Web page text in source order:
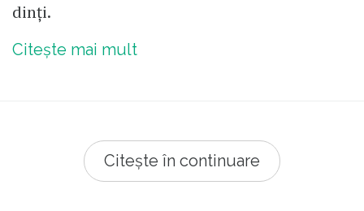
dinți.
Citește mai mult
Citește în continuare